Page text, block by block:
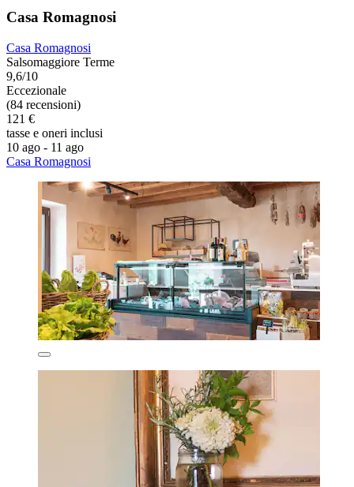
Casa Romagnosi
Casa Romagnosi
Salsomaggiore Terme
9,6/10
Eccezionale
(84 recensioni)
121 €
tasse e oneri inclusi
10 ago - 11 ago
Casa Romagnosi